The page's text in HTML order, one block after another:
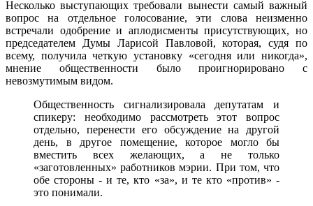
Несколько выступающих требовали вынести самый важный
вопрос на отдельное голосование, эти слова неизменно
встречали одобрение и аплодисменты присутствующих, но
председателем Думы Ларисой Павловой, которая, судя по
всему, получила четкую установку «сегодня или никогда»,
мнение общественности было проигнорировано с
невозмутимым видом.
Общественность сигнализировала депутатам и
спикеру: необходимо рассмотреть этот вопрос
отдельно, перенести его обсуждение на другой
день, в другое помещение, которое могло бы
вместить всех желающих, а не только
«заготовленных» работников мэрии. При том, что
обе стороны - и те, кто «за», и те кто «против» -
это понимали.